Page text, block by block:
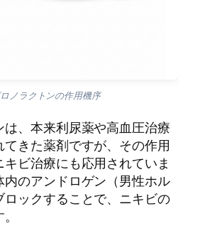
ノラクトンの作用機序
、本来利尿薬や高血圧治療
きた薬剤ですが、その作用
ビ治療にも応用されていま
のアンドロゲン（男性ホル
ロックすることで、ニキビの